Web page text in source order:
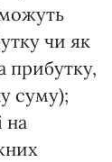
чи як
прибутку,
суму);
на